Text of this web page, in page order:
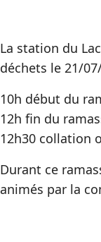
La station du
déchets le 21/
10h début du
12h fin du
12h30 collation
Durant ce
animés par la